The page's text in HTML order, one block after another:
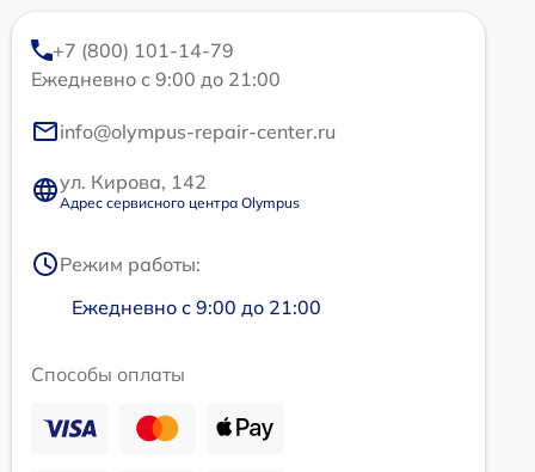
+7 (800) 101-14-79
Ежедневно с 9:00 до 21:00
info@olympus-repair-center.ru
ул. Кирова, 142
Адрес сервисного центра Olympus
Режим работы:
Ежедневно с 9:00 до 21:00
Способы оплаты